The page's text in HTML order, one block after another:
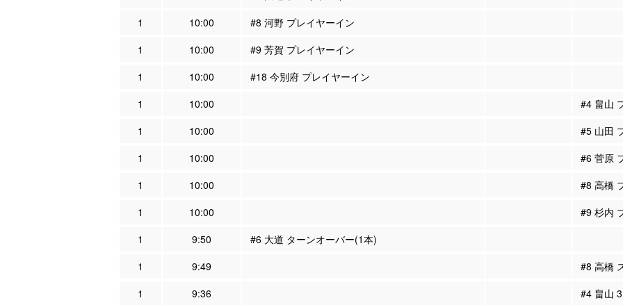
1
10:00
#8 河野 プレイヤーイン
1
10:00
#9 芳賀 プレイヤーイン
1
10:00
#18 今別府 プレイヤーイン
1
10:00
#4 畠山
1
10:00
#5 山田
1
10:00
#6 菅原
1
10:00
#8 高橋
1
10:00
#9 杉内
1
9:50
#6 大道 ターンオーバー(1本)
1
9:49
#8 高橋
1
9:36
#4 畠山